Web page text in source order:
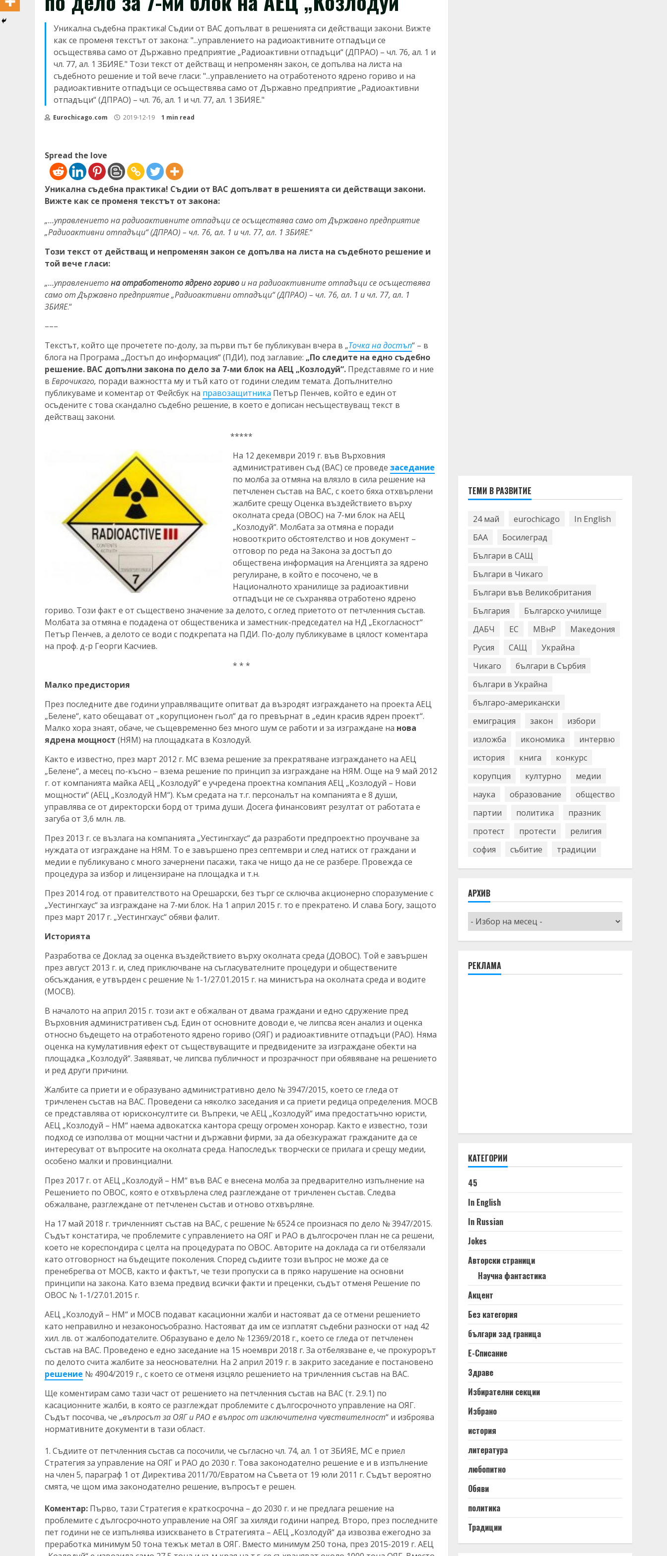
Уникална съдебна практика! Съдии от ВАС допълват в решенията си действащи закони. Вижте
как се променя текстът от закона: "...управлението на радиоактивните отпадъци се
осъществява само от Държавно предприятие „Радиоактивни отпадъци“ (ДПРАО) – чл. 76, ал. 1 и
чл. 77, ал. 1 ЗБИЯЕ." Този текст от действащ и непроменян закон, се допълва на листа на
съдебното решение и той вече гласи: "...управлението на отработеното ядрено гориво и на
радиоактивните отпадъци се осъществява само от Държавно предприятие „Радиоактивни
отпадъци“ (ДПРАО) – чл. 76, ал. 1 и чл. 77, ал. 1 ЗБИЯЕ."
Eurochicago.com 2019-12-19 1 min read
Spread the love
Уникална съдебна практика! Съдии от ВАС допълват в решенията си действащи закони.
Вижте как се променя текстът от закона:
„…управлението на радиоактивните отпадъци се осъществява само от Държавно предприятие
„Радиоактивни отпадъци“ (ДПРАО) – чл. 76, ал. 1 и чл. 77, ал. 1 ЗБИЯЕ.“
Този текст от действащ и непроменян закон се допълва на листа на съдебното решение и
той вече гласи:
„…управлениетона отработеното ядрено гориво и на радиоактивните отпадъци се осъществява
само от Държавно предприятие „Радиоактивни отпадъци“ (ДПРАО) – чл. 76, ал. 1 и чл. 77, ал. 1
ЗБИЯЕ.“
–––
Текстът, който ще прочетете по-долу, за първи път бе публикуван вчера в „Точка на достъп“ – в
блога на Програма „Достъп до информация“ (ПДИ), под заглавие: „По следите на едно съдебно
решение. ВАС допълни закона по дело за 7-ми блок на АЕЦ „Козлодуй“. Представяме го и ние
в Еврочикаго, поради важността му и тъй като от години следим темата. Допълнително
публикуваме и коментар от Фейсбук на правозащитника Петър Пенчев, който е един от
осъдените с това скандално съдебно решение, в което е дописан несъществуващ текст в
действащ закони.
*****
На 12 декември 2019 г. във Върховния
административен съд (ВАС) се проведе заседание
по молба за отмяна на влязло в сила решение на
петчленен състав на ВАС, с което бяха отхвърлени
жалбите срещу Оценка въздействието върху
околната среда (ОВОС) на 7-ми блок на АЕЦ
„Козлодуй“. Молбата за отмяна е поради
новооткрито обстоятелство и нов документ –
отговор по реда на Закона за достъп до
обществена информация на Агенцията за ядрено
регулиране, в който е посочено, че в
Националното хранилище за радиоактивни
отпадъци не се съхранява отработено ядрено
гориво. Този факт е от съществено значение за делото, с оглед приетото от петчленния състав.
Молбата за отмяна е подадена от общественика и заместник-председател на НД „Екогласност“
Петър Пенчев, а делото се води с подкрепата на ПДИ. По-долу публикуваме в цялост коментара
на проф. д-р Георги Касчиев.
* * *
Малко предистория
През последните две години управляващите опитват да възродят изграждането на проекта АЕЦ
„Белене“, като обещават от „корупционен гьол“ да го превърнат в „един красив ядрен проект“.
Малко хора знаят, обаче, че същевременно без много шум се работи и за изграждане на нова
ядрена мощност (НЯМ) на площадката в Козлодуй.
Както е известно, през март 2012 г. МС взема решение за прекратяване изграждането на АЕЦ
„Белене“, а месец по-късно – взема решение по принцип за изграждане на НЯМ. Още на 9 май 2012
г. от компанията майка АЕЦ „Козлодуй“ е учредена проектна компания АЕЦ „Козлодуй – Нови
мощности“ (АЕЦ „Козлодуй НМ“). Към средата на т.г. персоналът на компанията е 8 души,
управлява се от директорски борд от трима души. Досега финансовият резултат от работата е
загуба от 3,6 млн. лв.
През 2013 г. се възлага на компанията „Уестингхаус“ да разработи предпроектно проучване за
нуждата от изграждане на НЯМ. То е завършено през септември и след натиск от граждани и
медии е публикувано с много зачернени пасажи, така че нищо да не се разбере. Провежда се
процедура за избор и лицензиране на площадка и т.н.
През 2014 год. от правителството на Орешарски, без търг се сключва акционерно споразумение с
„Уестингхаус“ за изграждане на 7-ми блок. На 1 април 2015 г. то е прекратено. И слава Богу, защото
през март 2017 г. „Уестингхаус“ обяви фалит.
Историята
Разработва се Доклад за оценка въздействието върху околната среда (ДОВОС). Той е завършен
през август 2013 г. и, след приключване на съгласувателните процедури и обществените
обсъждания, е утвърден с решение № 1-1/27.01.2015 г. на министъра на околната среда и водите
(МОСВ).
В началото на април 2015 г. този акт е обжалван от двама граждани и едно сдружение пред
Върховния административен съд. Един от основните доводи е, че липсва ясен анализ и оценка
относно бъдещето на отработеното ядрено гориво (ОЯГ) и радиоактивните отпадъци (РАО). Няма
оценка на кумулативния ефект от съществуващите и предвидените за изграждане обекти на
площадка „Козлодуй“. Заявяват, че липсва публичност и прозрачност при обявяване на решението
и ред други причини.
Жалбите са приети и е образувано административно дело № 3947/2015, което се гледа от
тричленен състав на ВАС. Проведени са няколко заседания и са приети редица определения. МОСВ
се представлява от юрисконсултите си. Въпреки, че АЕЦ „Козлодуй“ има предостатъчно юристи,
АЕЦ „Козлодуй – НМ“ наема адвокатска кантора срещу огромен хонорар. Както е известно, този
подход се използва от мощни частни и държавни фирми, за да обезкуражат гражданите да се
интересуват от въпросите на околната среда. Напоследък творчески се прилага и срещу медии,
особено малки и провинциални.
През 2017 г. от АЕЦ „Козлодуй – НМ“ във ВАС е внесена молба за предварително изпълнение на
Решението по ОВОС, която е отхвърлена след разглеждане от тричленен състав. Следва
обжалване, разглеждане от петчленен състав и отново отхвърляне.
На 17 май 2018 г. тричленният състав на ВАС, с решение № 6524 се произнася по дело № 3947/2015.
Съдът констатира, че проблемите с управлението на ОЯГ и РАО в дългосрочен план не са решени,
което не кореспондира с целта на процедурата по ОВОС. Авторите на доклада са ги отбелязали
като отговорност на бъдещите поколения. Според съдиите този въпрос не може да се
пренебрегва от МОСВ, както и фактът, че тези пропуски са в пряко нарушение на основни
принципи на закона. Като взема предвид всички факти и преценки, съдът отменя Решение по
ОВОС № 1-1/27.01.2015 г.
АЕЦ „Козлодуй – НМ“ и МОСВ подават касационни жалби и настояват да се отмени решението
като неправилно и незаконосъобразно. Настояват да им се изплатят съдебни разноски от над 42
хил. лв. от жалбоподателите. Образувано е дело № 12369/2018 г., което се гледа от петчленен
състав на ВАС. Проведено е едно заседание на 15 ноември 2018 г. За отбелязване е, че прокурорът
по делото счита жалбите за неоснователни. На 2 април 2019 г. в закрито заседание е постановено
решение № 4904/2019 г., с което се отменя изцяло решението на тричленния състав на ВАС.
Ще коментирам само тази част от решението на петчленния състав на ВАС (т. 2.9.1) по
касационните жалби, в която се разглеждат проблемите с дългосрочното управление на ОЯГ.
Съдът посочва, че „въпросът за ОЯГ и РАО е въпрос от изключителна чувствителност“ и изброява
нормативните документи в тази област.
Съдиите от петчленния състав са посочили, че съгласно чл. 74, ал. 1 от ЗБИЯЕ, МС е приел
Стратегия за управление на ОЯГ и РАО до 2030 г. Това законодателно решение е и в изпълнение
на член 5, параграф 1 от Директива 2011/70/Евратом на Съвета от 19 юли 2011 г. Съдът вероятно
смята, че щом има законодателно решение, въпросът е решен.
Коментар: Първо, тази Стратегия е краткосрочна – до 2030 г. и не предлага решение на
проблемите с дългосрочното управление на ОЯГ за хиляди години напред. Второ, през последните
пет години не се изпълнява изискването в Стратегията – АЕЦ „Козлодуй“ да извозва ежегодно за
преработка минимум 50 тона тежък метал в ОЯГ. Вместо минимум 250 тона, през 2015-2019 г. АЕЦ
ТЕМИ В РАЗВИТИЕ
24 май eurochicago
In English
БАА
Босилеград
Българи в САЩ
Българи в Чикаго
Българи във Великобритания
България
Българско училище
ДАБЧ
ЕС МВнР
Македония
Русия
САЩ
Украйна
Чикаго
българи в Сърбия
българи в Украйна
българо-американски
емиграция
закон
избори
изложба
икономика
интервю
история
книга
конкурс
корупция
културно
медии
наука
образование
общество
партии
политика
празник
протест
протести
религия
софия
събитие традиции
АРХИВ
Архив
РЕКЛАМА
КАТЕГОРИИ
45
In English
In Russian
Jokes
Авторски страници
Научна фантастика
Акцент
Без категория
българи зад граница
Е-Списание
Здраве
Избирателни секции
Избрано
история
литература
любопитно
Обяви
политика
Традиции